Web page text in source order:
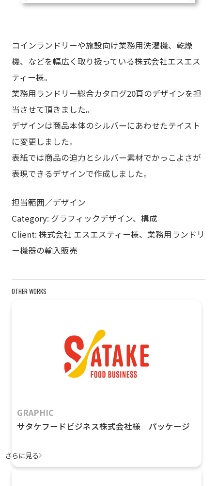
コインランドリーや施設向け業務用洗濯機、乾燥
機、などを幅広く取り扱っている株式会社エスエス
ティー様。
業務用ランドリー総合カタログ20頁のデザインを担
当させて頂きました。
デザインは商品本体のシルバーにあわせたテイスト
に変更しました。
表紙では商品の迫力とシルバー素材でかっこよさが
表現できるデザインで作成しました。
担当範囲／デザイン
Category: グラフィックデザイン、構成
Client: 株式会社 エスエスティー様、業務用ランドリ
ー機器の輸入販売
OTHER WORKS
GRAPHIC
サタケフードビジネス株式会社様 パッケージ
さらに見る